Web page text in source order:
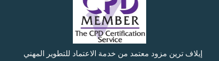
إيلاف ترين مزود معتمد من خدمة الاعتماد للتطوير المهني